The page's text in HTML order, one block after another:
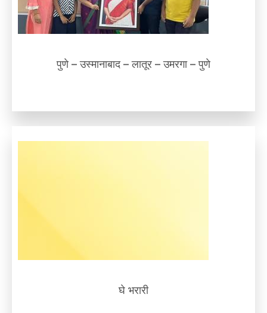
पुणे – उस्मानाबाद – लातूर – उमरगा – पुणे
घे भरारी